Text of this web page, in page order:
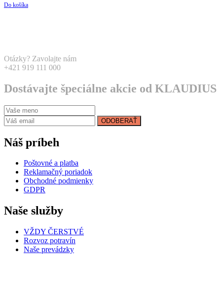
Do košíka
Otázky? Zavolajte nám
+421 919 111 000
Dostávajte špeciálne akcie od KLAUDIUS
ODOBERAŤ
Náš príbeh
Poštovné a platba
Reklamačný poriadok
Obchodné podmienky
GDPR
Naše služby
VŽDY ČERSTVÉ
Rozvoz potravín
Naše prevádzky